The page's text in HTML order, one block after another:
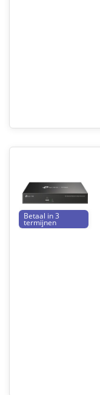
Betaal in 3
termijnen